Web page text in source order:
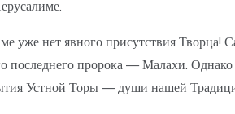
уже нет явного присутствия Творца!
пророка — Малахи. Однако
Устной Торы — души нашей